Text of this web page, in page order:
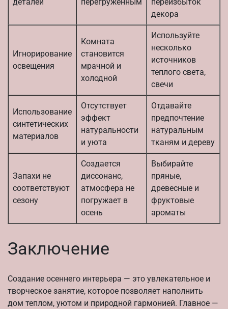
декора
Игнорирование
освещения
Комната
становится
мрачной и
холодной
Используйте
несколько
источников
теплого света,
свечи
Использование
синтетических
материалов
Отсутствует
эффект
натуральности
и уюта
Отдавайте
предпочтение
натуральным
тканям и дереву
Запахи не
соответствуют
сезону
Создается
диссонанс,
атмосфера не
погружает в
осень
Выбирайте
пряные,
древесные и
фруктовые
ароматы
Заключение
Создание осеннего интерьера — это увлекательное и
творческое занятие, которое позволяет наполнить
дом теплом, уютом и природной гармонией. Главное —